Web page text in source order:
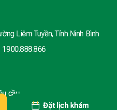
Đặt lịch khám
Liêm Tuyền, Tỉnh Ninh Bình
1900.888.866
cầu